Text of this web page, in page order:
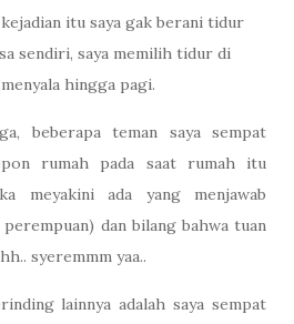
itu saya gak berani tidur
sendiri, saya memilih tidur di
hingga pagi.
beberapa teman saya sempat
rumah pada saat rumah itu
meyakini ada yang menjawab
dan bilang bahwa tuan
syeremmm yaa..
lainnya adalah saya sempat